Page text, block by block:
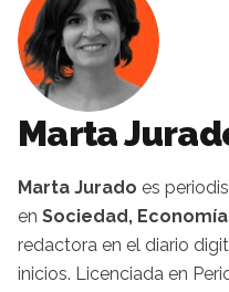
Marta
Marta Jurado es
en Sociedad,
redactora en el diario
inicios. Licenciada en